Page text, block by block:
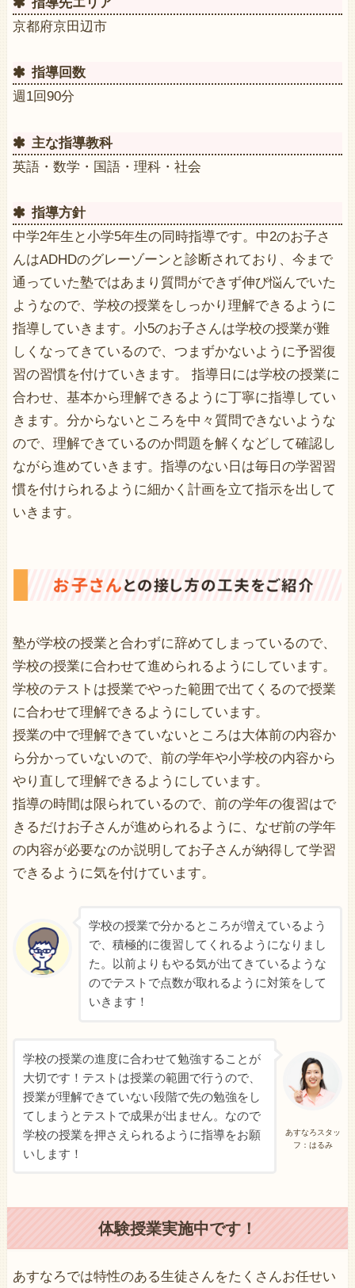
京都府京田辺市
指導回数
週1回90分
主な指導教科
英語・数学・国語・理科・社会
指導方針
中学2年生と小学5年生の同時指導です。中2のお子さ
んはADHDのグレーゾーンと診断されており、今まで
通っていた塾ではあまり質問ができず伸び悩んでいた
ようなので、学校の授業をしっかり理解できるように
指導していきます。小5のお子さんは学校の授業が難
しくなってきているので、つまずかないように予習復
習の習慣を付けていきます。 指導日には学校の授業に
合わせ、基本から理解できるように丁寧に指導してい
きます。分からないところを中々質問できないような
ので、理解できているのか問題を解くなどして確認し
ながら進めていきます。指導のない日は毎日の学習習
慣を付けられるように細かく計画を立て指示を出して
いきます。
塾が学校の授業と合わずに辞めてしまっているので、
学校の授業に合わせて進められるようにしています。
学校のテストは授業でやった範囲で出てくるので授業
に合わせて理解できるようにしています。
授業の中で理解できていないところは大体前の内容か
ら分かっていないので、前の学年や小学校の内容から
やり直して理解できるようにしています。
指導の時間は限られているので、前の学年の復習はで
きるだけお子さんが進められるように、なぜ前の学年
の内容が必要なのか説明してお子さんが納得して学習
できるように気を付けています。
学校の授業で分かるところが増えているよう
で、積極的に復習してくれるようになりまし
た。以前よりもやる気が出てきているような
のでテストで点数が取れるように対策をして
いきます！
あすなろスタッ
フ：はるみ
学校の授業の進度に合わせて勉強することが
大切です！テストは授業の範囲で行うので、
授業が理解できていない段階で先の勉強をし
てしまうとテストで成果が出ません。なので
学校の授業を押さえられるように指導をお願
いします！
体験授業実施中です！
あすなろでは特性のある生徒さんをたくさんお任せい